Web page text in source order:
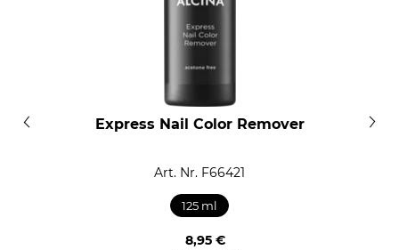
Express Nail Color Remover
Art. Nr. F66421
125 ml
8,95 €